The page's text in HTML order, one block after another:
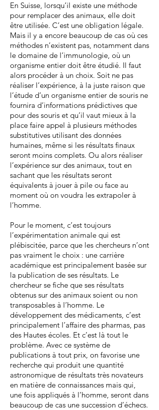
En Suisse, lorsqu’il existe une méthode
pour remplacer des animaux, elle doit
être utilisée. C’est une obligation légale.
Mais il y a encore beaucoup de cas où ces
méthodes n’existent pas, notamment dans
le domaine de l’immunologie, où un
organisme entier doit être étudié. Il faut
alors procéder à un choix. Soit ne pas
réaliser l’expérience, à la juste raison que
l’étude d’un organisme entier de souris ne
fournira d’informations prédictives que
pour des souris et qu’il vaut mieux à la
place faire appel à plusieurs méthodes
substitutives utilisant des données
humaines, même si les résultats finaux
seront moins complets. Ou alors réaliser
l’expérience sur des animaux, tout en
sachant que les résultats seront
équivalents à jouer à pile ou face au
moment où on voudra les extrapoler à
l’homme.
Pour le moment, c’est toujours
l’expérimentation animale qui est
plébiscitée, parce que les chercheurs n’ont
pas vraiment le choix : une carrière
académique est principalement basée sur
la publication de ses résultats. Le
chercheur se fiche que ses résultats
obtenus sur des animaux soient ou non
transposables à l’homme. Le
développement des médicaments, c’est
principalement l’affaire des pharmas, pas
des Hautes écoles. Et c’est là tout le
problème. Avec ce système de
publications à tout prix, on favorise une
recherche qui produit une quantité
astronomique de résultats très novateurs
en matière de connaissances mais qui,
une fois appliqués à l’homme, seront dans
beaucoup de cas une succession d’échecs.